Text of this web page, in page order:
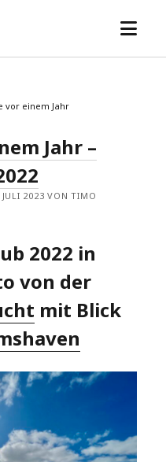
Menü
vor einem Jahr
Jahr –
2023 VON TIMO
2022 in
von der
mit Blick